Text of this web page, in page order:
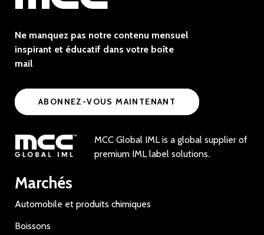
Ne manquez pas notre contenu mensuel
inspirant et éducatif dans votre boîte
mail
ABONNEZ-VOUS MAINTENANT
MCC Global IML is a global supplier of
premium IML label solutions.
Marchés
Automobile et produits chimiques
Boissons